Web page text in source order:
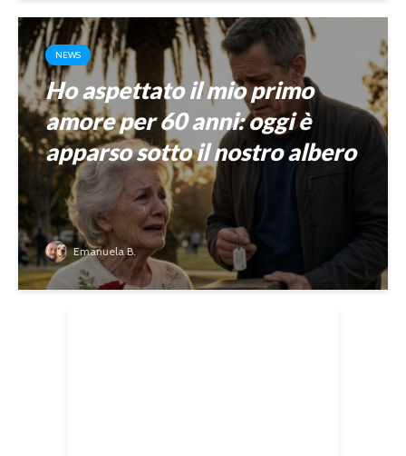
NEWS
Ho aspettato il mio primo
amore per 60 anni: oggi è
apparso sotto il nostro albero
Emanuela B.